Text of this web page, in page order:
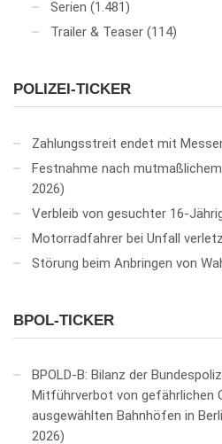
Serien (1.481)
Trailer & Teaser (114)
POLIZEI-TICKER
Zahlungsstreit endet mit
Festnahme nach
2026
Verbleib von gesuchter 16-
Motorradfahrer bei Unfall
Störung beim Anbringen von
BPOL-TICKER
BPOLD-B: Bilanz der
Mitführverbot von gefährlichen
ausgewählten Bahnhöfen in
2026